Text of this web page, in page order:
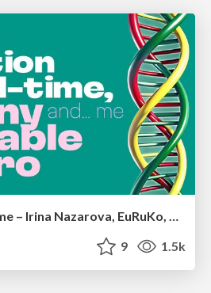
Evolution of real-time – Irina Nazarova, EuRuKo, 2024
9 1.5k